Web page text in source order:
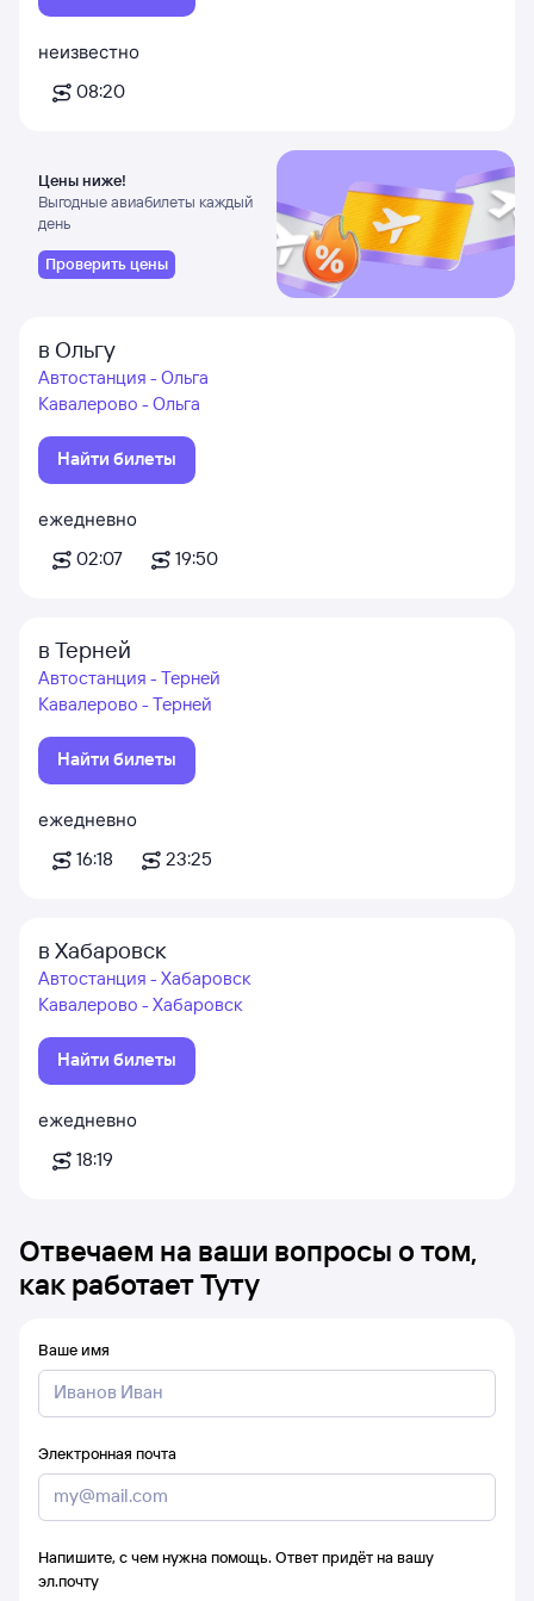
неизвестно
08:20
Цены ниже!
Выгодные авиабилеты каждый
день
Проверить цены
в Ольгу
Автостанция - Ольга
Кавалерово - Ольга
Найти билеты
ежедневно
02:07
19:50
в Терней
Автостанция - Терней
Кавалерово - Терней
Найти билеты
ежедневно
16:18
23:25
в Хабаровск
Автостанция - Хабаровск
Кавалерово - Хабаровск
Найти билеты
ежедневно
18:19
Отвечаем на ваши вопросы о том,
как работает Туту
Ваше имя
Электронная почта
Напишите, с чем нужна помощь. Ответ придёт на вашу
эл.почту